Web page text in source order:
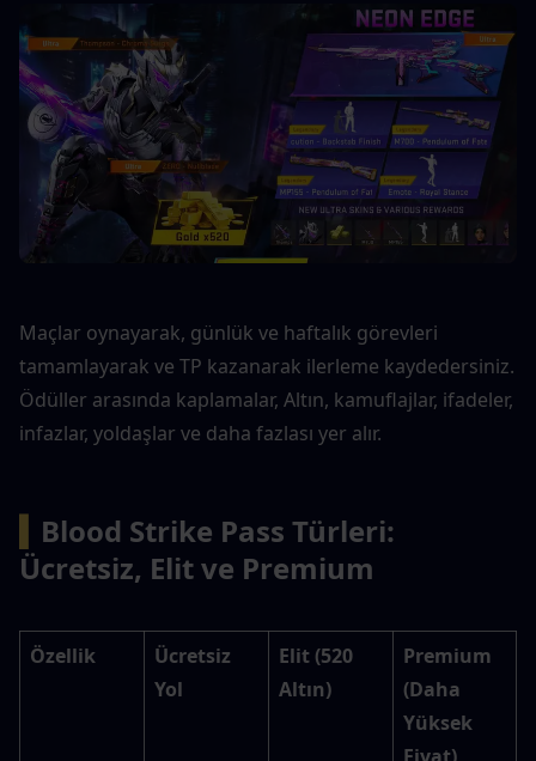
Maçlar oynayarak, günlük ve haftalık görevleri
tamamlayarak ve TP kazanarak ilerleme kaydedersiniz.
Ödüller arasında kaplamalar, Altın, kamuflajlar, ifadeler,
infazlar, yoldaşlar ve daha fazlası yer alır.
Blood Strike Pass Türleri:
Ücretsiz, Elit ve Premium
Özellik
Ücretsiz
Yol
Elit (520
Altın)
Premium
(Daha
Yüksek